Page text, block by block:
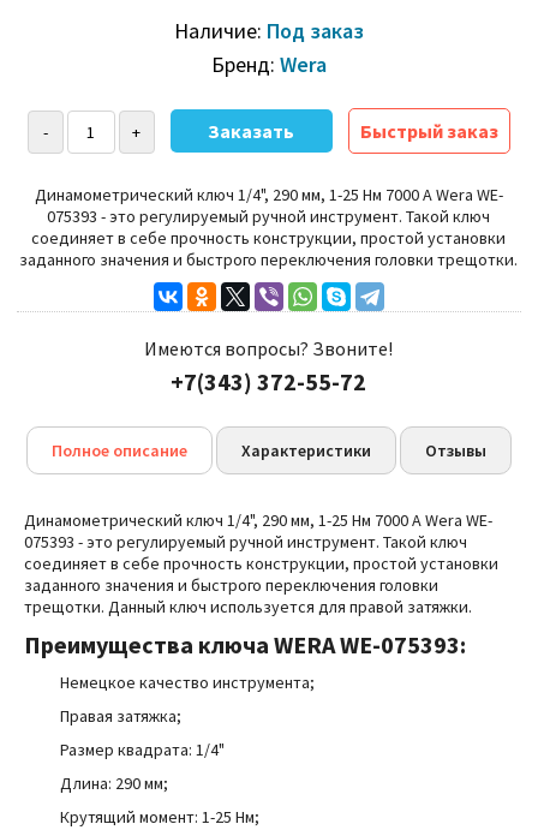
Наличие: Под заказ
Бренд: Wera
Быстрый заказ
Динамометрический ключ 1/4", 290 мм, 1-25 Нм 7000 A Wera WE-
075393 - это регулируемый ручной инструмент. Такой ключ
соединяет в себе прочность конструкции, простой установки
заданного значения и быстрого переключения головки трещотки.
Имеются вопросы? Звоните!
+7(343) 372-55-72
Полное описание Характеристики Отзывы
Динамометрический ключ 1/4", 290 мм, 1-25 Нм 7000 A Wera WE-
075393 - это регулируемый ручной инструмент. Такой ключ
соединяет в себе прочность конструкции, простой установки
заданного значения и быстрого переключения головки
трещотки. Данный ключ используется для правой затяжки.
Преимущества ключа WERA WE-075393:
Немецкое качество инструмента;
Правая затяжка;
Размер квадрата: 1/4"
Длина: 290 мм;
Крутящий момент: 1-25 Нм;